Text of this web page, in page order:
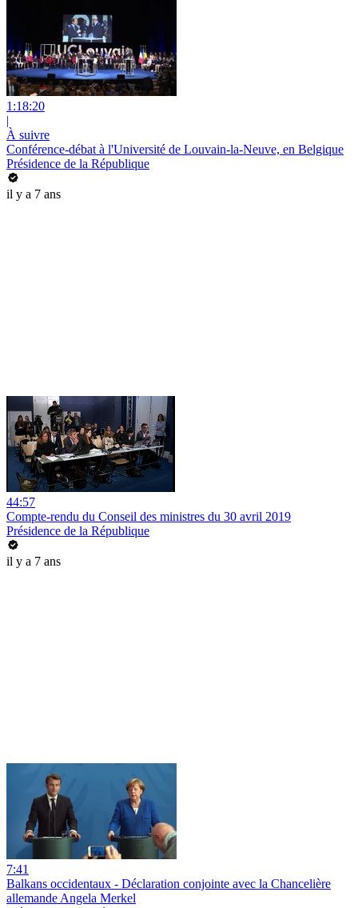
1:18:20
|
À suivre
Conférence-débat à l'Université de Louvain-la-Neuve, en Belgique
Présidence de la République
il y a 7 ans
44:57
Compte-rendu du Conseil des ministres du 30 avril 2019
Présidence de la République
il y a 7 ans
7:41
Balkans occidentaux - Déclaration conjointe avec la Chancelière
allemande Angela Merkel